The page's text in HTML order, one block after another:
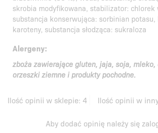
skrobia modyfikowana, stabilizator: chlorek
substancja konserwująca: sorbinian potasu,
karoteny, substancja słodząca: sukraloza
Alergeny:
zboża zawierające gluten, jaja, soja, mleko,
orzeszki ziemne i produkty pochodne.
Ilość opinii w sklepie: 4 Ilość opinii w
Aby dodać opinię należy się